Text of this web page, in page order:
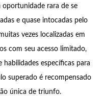
rara de se
e quase intocadas pelo
vezes localizadas em
com seu acesso limitado,
habilidades específicas para
superado é recompensado
única de triunfo.